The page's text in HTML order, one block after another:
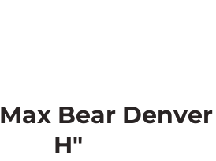
Bear
H"